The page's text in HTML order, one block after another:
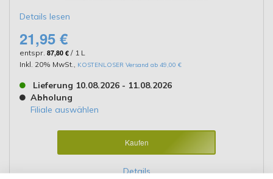
Details lesen
21,95 €
entspr. 87,80 € / 1 L
Inkl. 20% MwSt.
KOSTENLOSER Versand ab 49,00 €
Lieferung 10.08.2026 - 11.08.2026
Abholung
Filiale auswählen
Kaufen
Details